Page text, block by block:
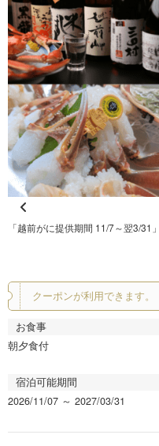
Pr
o
s
「越前がに提供期間 11/7～翌3/31」
クーポンが利用できます。
お食事
朝夕食付
宿泊可能期間
2026/11/07 ～ 2027/03/31